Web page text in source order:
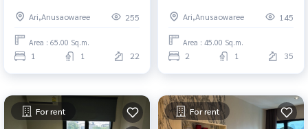
Ari,Anusaowaree 255
Area : 65.00 Sq.m.
1 1 22
Ari,Anusaowaree
145
Area : 45.00 Sq.m.
2 1 35
For rent For rent